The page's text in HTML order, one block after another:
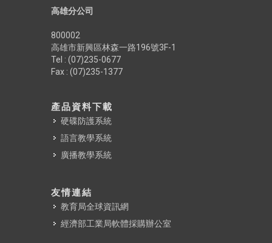
高雄分公司
800002
高雄市新興區林森一路196號3F-1
Tel : (07)235-0677
Fax : (07)235-1377
產品資料下載
硬碟防護系統
語言教學系統
廣播教學系統
友情連結
教育局全球資訊網
經濟部工業局軟體採購辦公室